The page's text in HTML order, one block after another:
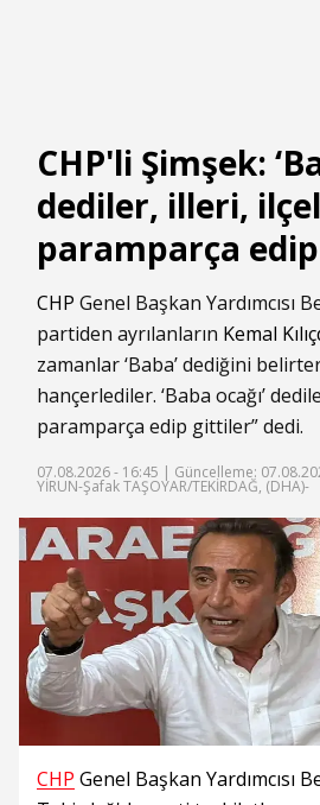
CHP'li Şimşek:
dediler, illeri,
paramparça
CHP Genel Başkan Yardımcısı
partiden ayrılanların Kemal
zamanlar ‘Baba’ dediğini
hançerlediler. ‘Baba ocağı’
paramparça edip gittiler” dedi.
07.08.2026 - 16:45 | Güncelleme:
YİRUN-Şafak TAŞOYAR/TEKİRDAĞ, (DHA)-
CHP Genel Başkan Yardımcısı